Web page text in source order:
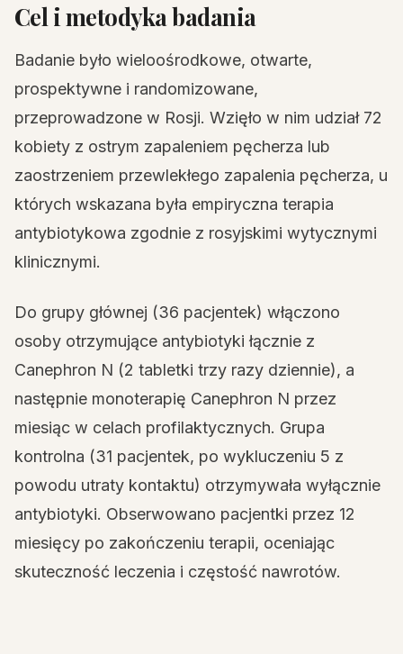
Cel i metodyka badania
Badanie było wieloośrodkowe, otwarte,
prospektywne i randomizowane,
przeprowadzone w Rosji. Wzięło w nim udział 72
kobiety z ostrym zapaleniem pęcherza lub
zaostrzeniem przewlekłego zapalenia pęcherza, u
których wskazana była empiryczna terapia
antybiotykowa zgodnie z rosyjskimi wytycznymi
klinicznymi.
Do grupy głównej (36 pacjentek) włączono
osoby otrzymujące antybiotyki łącznie z
Canephron N (2 tabletki trzy razy dziennie), a
następnie monoterapię Canephron N przez
miesiąc w celach profilaktycznych. Grupa
kontrolna (31 pacjentek, po wykluczeniu 5 z
powodu utraty kontaktu) otrzymywała wyłącznie
antybiotyki. Obserwowano pacjentki przez 12
miesięcy po zakończeniu terapii, oceniając
skuteczność leczenia i częstość nawrotów.